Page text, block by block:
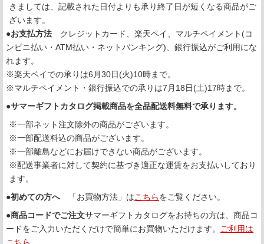
きましては、記載された日付よりも承り終了日が短くなる商品がご
ざいます。
●お支払方法 クレジットカード、楽天ペイ、マルチペイメント(コ
ンビニ払い・ATM払い・ネットバンキング)、銀行振込がご利用にな
れます。
※楽天ペイでの承りは6月30日(火)10時まで。
※マルチペイメント・銀行振込での承りは7月18日(土)17時まで。
●サマーギフトカタログ掲載商品を全品配送料無料で承ります。
※一部ネット注文除外の商品がございます。
※一部配送料込の商品がございます。
※一部離島などにお届けできない商品がございます。
※配送事業者に対して契約に基づき適正な運賃をお支払いしており
ます。
●初めての方へ「お買物方法」はこちらをご覧ください。
●商品コードでご注文サマーギフトカタログをお持ちの方は、商品コ
ードをご入力いただくだけで簡単にお買物いただけます。 ご利用は